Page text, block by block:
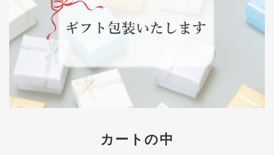
カートの中